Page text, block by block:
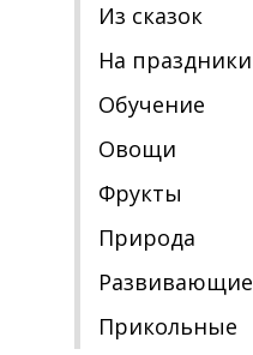
Из сказок
На праздники
Обучение
Овощи
Фрукты
Природа
Развивающие
Прикольные